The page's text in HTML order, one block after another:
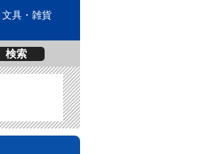
文具・雑貨
検索